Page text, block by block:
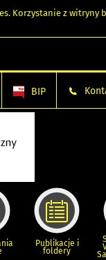
. Korzystanie z witryny
BIP
Publikacje i
foldery